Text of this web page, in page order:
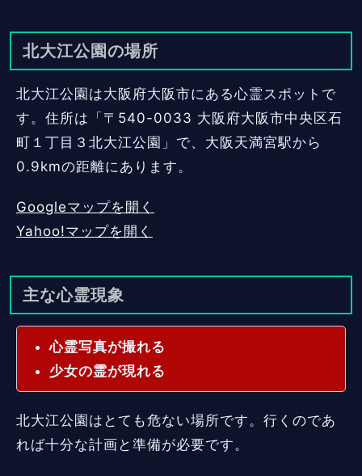
北大江公園の場所
北大江公園は大阪府大阪市にある心霊スポットで
す。住所は「〒540-0033 大阪府大阪市中央区石
町１丁目３北大江公園」で、大阪天満宮駅から
0.9kmの距離にあります。
Googleマップを開く
Yahoo!マップを開く
主な心霊現象
心霊写真が撮れる
少女の霊が現れる
北大江公園はとても危ない場所です。行くのであ
れば十分な計画と準備が必要です。